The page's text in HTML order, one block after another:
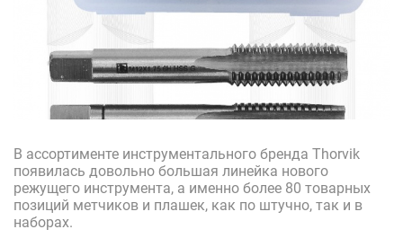
В ассортименте инструментального бренда Thorvik
появилась довольно большая линейка нового
режущего инструмента, а именно более 80 товарных
позиций метчиков и плашек, как по штучно, так и в
наборах.